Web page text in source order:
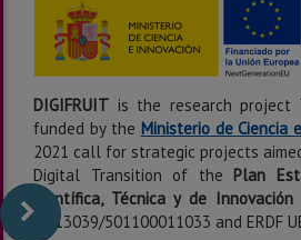
DIGIFRUIT is the research project
funded by the Ministerio de Ciencia
2021 call for strategic projects
Digital Transition of the Plan
Científica, Técnica y de
10.13039/501100011033 and ERDF